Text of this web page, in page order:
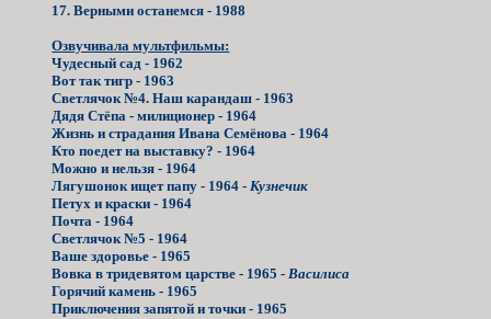
17. Верными останемся - 1988
Озвучивала мультфильмы:
Чудесный сад - 1962
Вот так тигр - 1963
Светлячок №4. Наш карандаш - 1963
Дядя Стёпа - милиционер - 1964
Жизнь и страдания Ивана Семёнова - 1964
Кто поедет на выставку? - 1964
Можно и нельзя - 1964
Лягушонок ищет папу - 1964 - Кузнечик
Петух и краски - 1964
Почта - 1964
Светлячок №5 - 1964
Ваше здоровье - 1965
Вовка в тридевятом царстве - 1965 - Василиса
Горячий камень - 1965
Приключения запятой и точки - 1965